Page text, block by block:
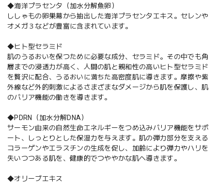
◆海洋プラセンタ（加水分解魚卵）
ししゃもの卵巣幕から抽出した海洋プラセンタエキス。セレンや
オメガ３などが豊富に含まれています。
◆ヒト型セラミド
肌のうるおいを保つために必要な成分、セラミド。その中でも角
層までの浸透力が高く、人間の肌と親和性の高いヒト型セラミド
を贅沢に配合、うるおいに満ちた高密度肌に導きます。摩擦や紫
外線など外的刺激によるさまざまなダメージから肌を保護し、肌
のバリア機能の働きを導きます。
◆PDRN（加水分解DNA）
サーモン由来の自然生命エネルギーをつめ込みバリア機能をサポ
ート、しっとりとした保湿力を与えます。肌の弾力部分を支える
コラーゲンやエラスチンの生成を促し、加齢により弾力やハリを
失いつつある肌を、健康的でつややかな肌へ導きます。
◆オリーブエキス